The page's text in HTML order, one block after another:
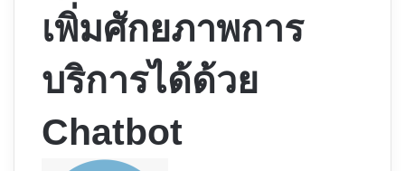
เพิ่มศักยภาพการ
บริการได้ด้วย
Chatbot